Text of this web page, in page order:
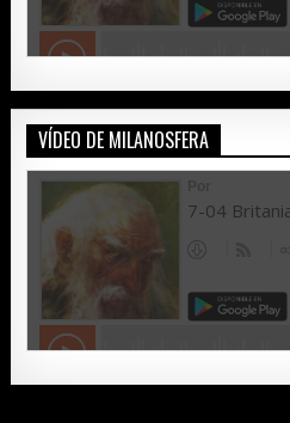
VÍDEO DE MILANOSFERA